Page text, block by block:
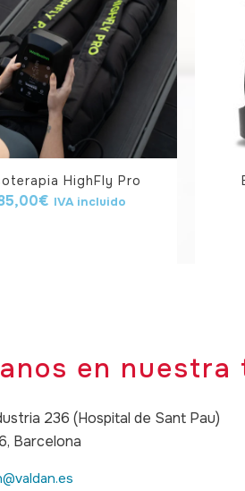
HighFly Pro
€ IVA incluido
en nuestra
236 (Hospital de Sant Pau)
Barcelona